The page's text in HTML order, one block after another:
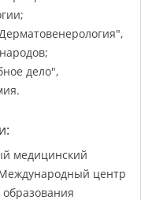
дело",
медицинский
центр